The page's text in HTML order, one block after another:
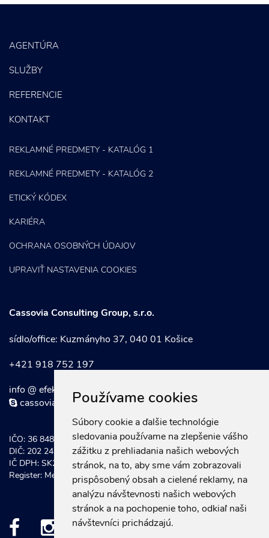
Používame cookies
Súbory cookie a ďalšie technológie
sledovania používame na zlepšenie vášho
zážitku z prehliadania našich webových
stránok, na to, aby sme vám zobrazovali
prispôsobený obsah a cielené reklamy, na
analýzu návštevnosti našich webových
stránok a na pochopenie toho, odkiaľ naši
návštevníci prichádzajú.
PPC kampane
E-mail marketing
Content Marketing
AGENTÚRA
SLUŽBY
REFERENCIE
KONTAKT
REKLAMNÉ PREDMETY - KATALÓG 1
REKLAMNÉ PREDMETY - KATALÓG 2
ETICKÝ KÓDEX
KARIÉRA
OCHRANA OSOBNÝCH ÚDAJOV
UPRAVIŤ NASTAVENIA COOKIES
Cassovia Consulting Group, s.r.o.
sídlo/office: Kuzmányho 37, 040 01 Košice
+421 918 752 197
info @ efektivnymarketing . sk
cassoviaconsultinggroup
IČO: 36 848 921
DIČ: 202 247 0934
IČ DPH: SK202 247 0934
Register: Mestský súd Košice, Odd. Sro vložka č.: 20581/V